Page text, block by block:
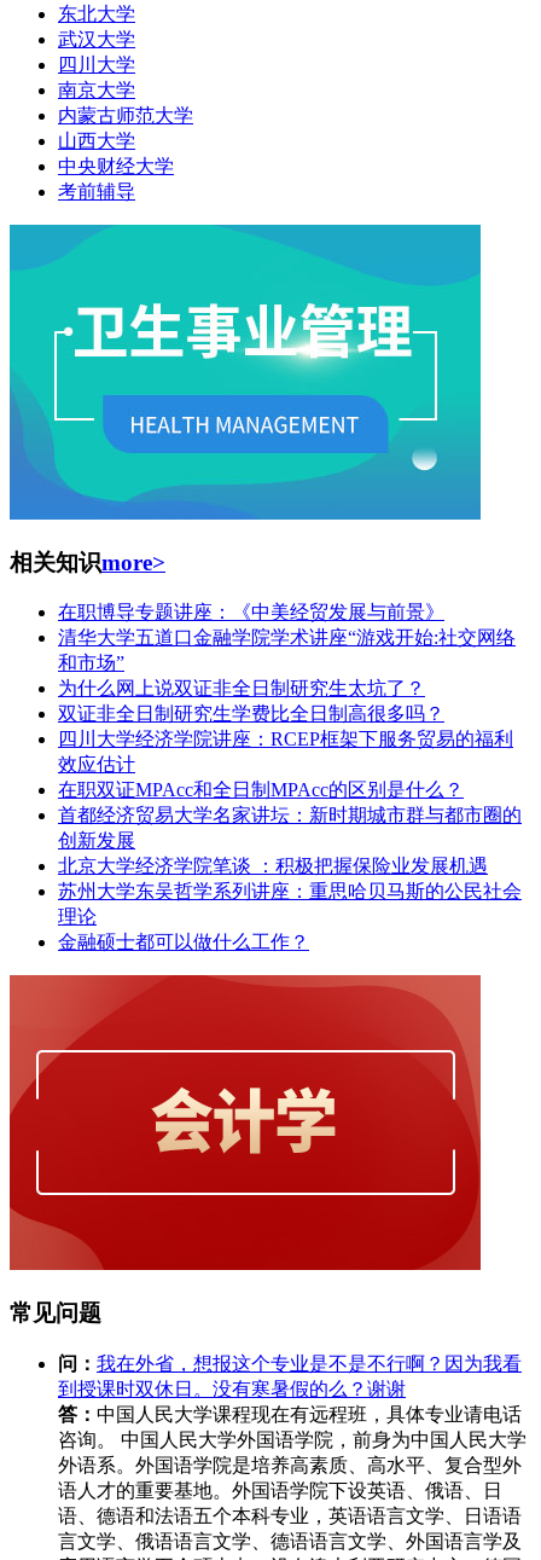
东北大学
武汉大学
四川大学
南京大学
内蒙古师范大学
山西大学
中央财经大学
考前辅导
相关知识more>
在职博导专题讲座：《中美经贸发展与前景》
清华大学五道口金融学院学术讲座“游戏开始:社交网络
和市场”
为什么网上说双证非全日制研究生太坑了？
双证非全日制研究生学费比全日制高很多吗？
四川大学经济学院讲座：RCEP框架下服务贸易的福利
效应估计
在职双证MPAcc和全日制MPAcc的区别是什么？
首都经济贸易大学名家讲坛：新时期城市群与都市圈的
创新发展
北京大学经济学院笔谈 ：积极把握保险业发展机遇
苏州大学东吴哲学系列讲座：重思哈贝马斯的公民社会
理论
金融硕士都可以做什么工作？
常见问题
问： 我在外省，想报这个专业是不是不行啊？因为我看
到授课时双休日。没有寒暑假的么？谢谢
答： 中国人民大学课程现在有远程班，具体专业请电话
咨询。 中国人民大学外国语学院，前身为中国人民大学
外语系。外国语学院是培养高素质、高水平、复合型外
语人才的重要基地。外国语学院下设英语、俄语、日
语、德语和法语五个本科专业，英语语言文学、日语语
言文学、俄语语言文学、德语语言文学、外国语言学及